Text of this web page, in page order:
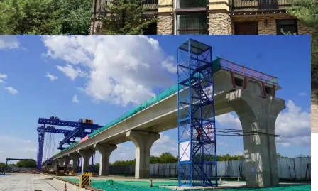
коттедж из возвращенных активов
в Астане: фото